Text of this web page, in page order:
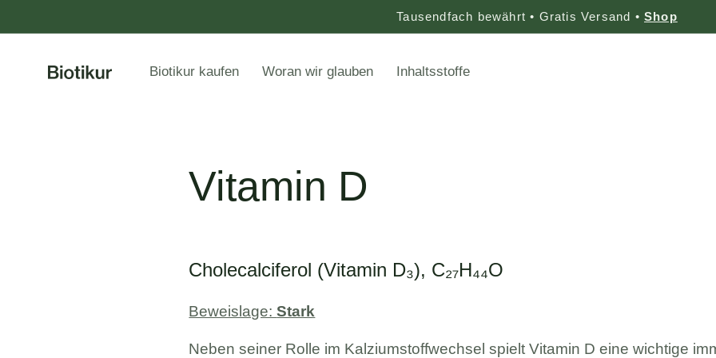
Tausendfach bewährt • Gratis Versand • Shop
Biotikur kaufen Woran wir glauben Inhaltsstoffe
Vitamin D
Cholecalciferol (Vitamin D₃), C₂₇H₄₄O
Beweislage:Stark
Neben seiner Rolle im Kalziumstoffwechsel spielt Vitamin D eine wichtige